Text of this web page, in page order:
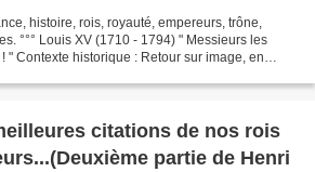
histoire, rois, royauté, empereurs, trône,
°°° Louis XV (1710 - 1794) " Messieurs les
" Contexte historique : Retour sur image, en
citations de nos rois
partie de Henri